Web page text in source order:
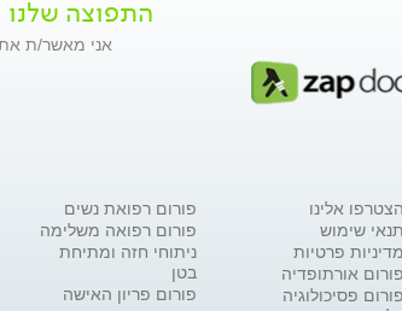
התפוצה שלנו
אני מאשר/ת
הצטרפו אלינו
תנאי שימוש
מדיניות פרטיות
פורום אורתופדיה
פורום פסיכולוגיה
פורום רפואת נשים
פורום רפואה משלימה
ניתוחי חזה ומתיחת
בטן
פורום פריון האישה